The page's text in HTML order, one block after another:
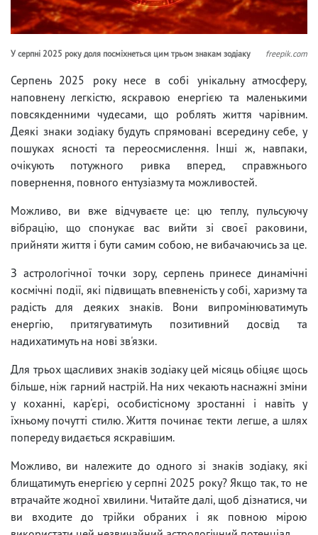
У серпні 2025 року доля посміхнеться цим трьом знакам зодіаку freepik.com
Серпень 2025 року несе в собі унікальну атмосферу,
наповнену легкістю, яскравою енергією та маленькими
повсякденними чудесами, що роблять життя чарівним.
Деякі знаки зодіаку будуть спрямовані всередину себе, у
пошуках ясності та переосмислення. Інші ж, навпаки,
очікують потужного ривка вперед, справжнього
повернення, повного ентузіазму та можливостей.
Можливо, ви вже відчуваєте це: цю теплу, пульсуючу
вібрацію, що спонукає вас вийти зі своєї раковини,
прийняти життя і бути самим собою, не вибачаючись за це.
З астрологічної точки зору, серпень принесе динамічні
космічні події, які підвищать впевненість у собі, харизму та
радість для деяких знаків. Вони випромінюватимуть
енергію, притягуватимуть позитивний досвід та
надихатимуть на нові зв'язки.
Для трьох щасливих знаків зодіаку цей місяць обіцяє щось
більше, ніж гарний настрій. На них чекають наснажні зміни
у коханні, кар'єрі, особистісному зростанні і навіть у
їхньому почутті стилю. Життя починає текти легше, а шлях
попереду видається яскравішим.
Можливо, ви належите до одного зі знаків зодіаку, які
блищатимуть енергією у серпні 2025 року? Якщо так, то не
втрачайте жодної хвилини. Читайте далі, щоб дізнатися, чи
ви входите до трійки обраних і як повною мірою